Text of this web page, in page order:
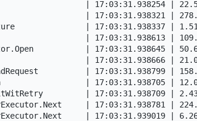
| 17:03:31.938254 |
| 17:03:31.938321 |
| 17:03:31.938337 |
| 17:03:31.938613 |
| 17:03:31.938645 |
| 17:03:31.938666 |
| 17:03:31.938799 |
| 17:03:31.938705 |
| 17:03:31.938709 |
| 17:03:31.938781 |
| 17:03:31.939019 |